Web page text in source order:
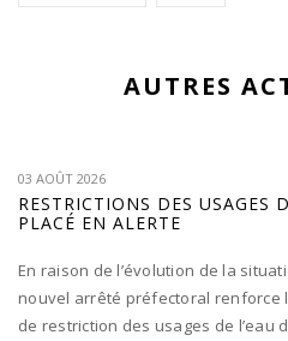
AUTRES
03 AOÛT 2026
RESTRICTIONS DES USAGES
PLACÉ EN ALERTE
En raison de l’évolution de la
nouvel arrêté préfectoral renforce
de restriction des usages de l’eau